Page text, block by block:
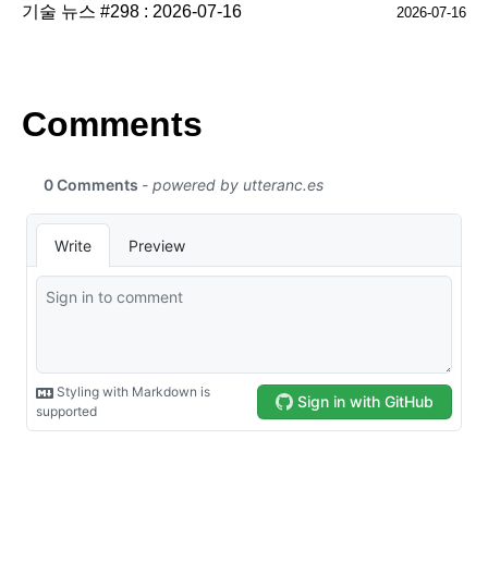
기술 뉴스 #298 : 2026-07-16 2026-07-16
Comments